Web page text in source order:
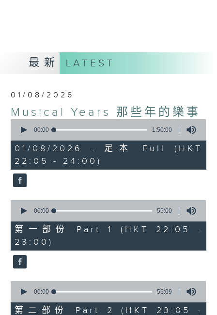
最新 LATEST
01/08/2026
Musical Years 那些年的樂事
seconds
1
hour,
50
minutes,
0
seconds
00:00 1:50:00
01/08/2026 - 足本 Full (HKT
22:05 - 24:00)
seconds
55
minutes,
0
seconds
00:00 55:00
第一部份 Part 1 (HKT 22:05 -
23:00)
seconds
55
00:00 55:09
第二部份 Part 2 (HKT 23:05 -